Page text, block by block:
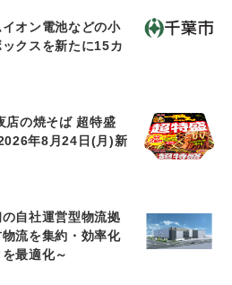
オン電池などの小
クスを新たに15カ
店の焼そば 超特盛
年8月24日(月)新
自社運営型物流拠
流を集約・効率化
最適化～